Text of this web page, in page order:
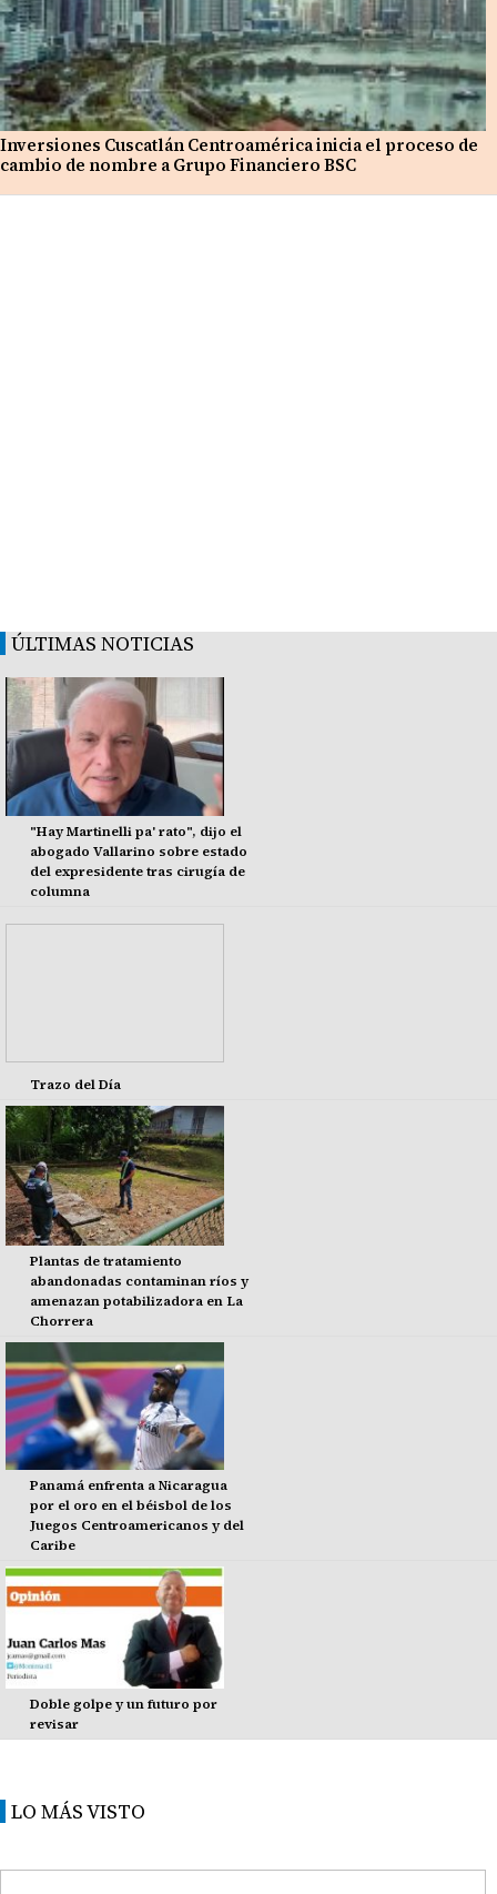
Inversiones Cuscatlán Centroamérica inicia el proceso de
cambio de nombre a Grupo Financiero BSC
ÚLTIMAS NOTICIAS
"Hay Martinelli pa' rato", dijo el
abogado Vallarino sobre estado
del expresidente tras cirugía de
columna
Trazo del Día
Plantas de tratamiento
abandonadas contaminan ríos y
amenazan potabilizadora en La
Chorrera
Panamá enfrenta a Nicaragua
por el oro en el béisbol de los
Juegos Centroamericanos y del
Caribe
Doble golpe y un futuro por
revisar
LO MÁS VISTO